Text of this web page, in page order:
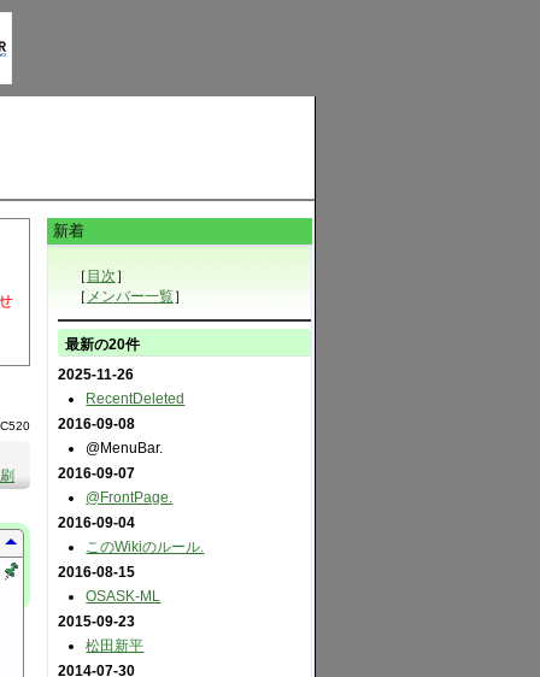
新着
［目次 ］
［ メンバー一覧］
最新の20件
2025-11-26
RecentDeleted
2016-09-08
@MenuBar.
2016-09-07
@FrontPage.
2016-09-04
このWikiのルール.
2016-08-15
OSASK-ML
2015-09-23
松田新平
2014-07-30